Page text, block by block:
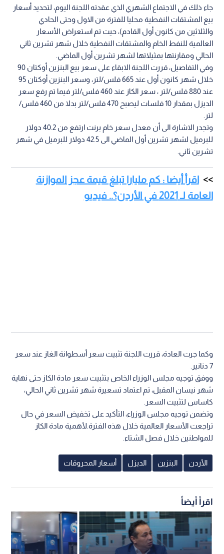
جاء ذلك في الاجتماع الشهري الذي عقدته اللجنة اليوم، لتحديد أسعار
بيع المشتقات النفطية محليا للفترة من الاول وحتى الحادي
والثلاثين من كانون أول القادم)، حيت تم استعراض الأسعار
العالمية للنفط الخام والمشتقات النفطية خلال شهر تشرين ثاني
الحالي ومقارنتها بمثيلاتها لشهر تشرين أول الماضي.
وفي التفاصيل، قررت اللجنة الابقاء على سعر بيع البنزين أوكتان 90
خلال شهر كانون أول عند 665 فلس/لتر، وسعر البنزين أوكتان 95
عند 880 فلس/لتر ، سعر الكاز عند 460 فلس/لتر فيما تم رفع سعر
الديزل بمقدار 10 فلسات ليصبح 470 فلس/لتر بدلا من 460 فلس/
لتر.
وتجدر الاشارة الى أن معدل سعر خام برنت ارتفع من 40.2 دولار
للبرميل لشهر تشرين أول الماضي الى 42.5 دولار للبرميل في شهر
تشرين ثاني.
اقرأ أيضا : كم مليارا تبلغ قيمة عجز الموازنة
العامة لـ 2021 في الأردن؟.. فيديو
وكما جرت العادة، قررت اللجنة تثبيت سعر أسطوانة الغاز عند سعر
7 دنانير.
ووفق توجيه مجلس الوزراء الخاص بتثبيت سعر مادة الكاز حتى نهاية
شهر نيسان المقبل، تم اعتماد تسعيرة شهر تشرين ثاني الحالي،
كاساس لتثبيت السعر.
وتضمن توجيه مجلس الوزراء، التأكيد على تخفيض السعر في حال
تراجعت الأسعار العالمية خلال هذه الفترة.لأهمية مادة الكاز
للمواطنين خلال فصل الشتاء.
الأردن البنزين الديزل أسعار المحروقات
اقرأ أيضاً